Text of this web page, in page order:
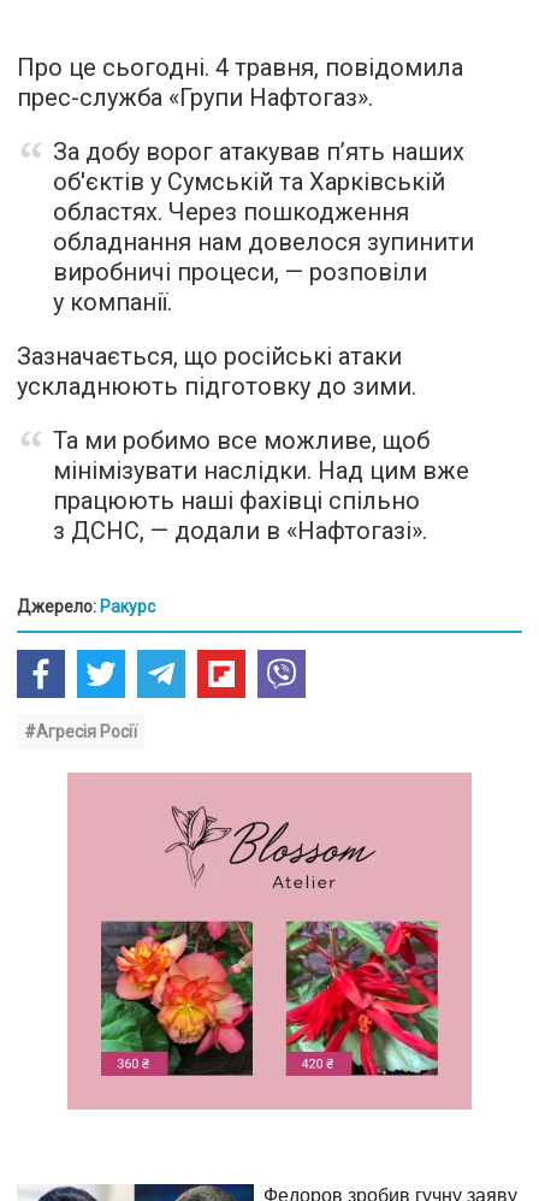
Про це сьогодні. 4 травня, повідомила
прес-служба «Групи Нафтогаз».
За добу ворог атакував п’ять наших
об'єктів у Сумській та Харківській
областях. Через пошкодження
обладнання нам довелося зупинити
виробничі процеси, — розповіли
у компанії.
Зазначається, що російські атаки
ускладнюють підготовку до зими.
Та ми робимо все можливе, щоб
мінімізувати наслідки. Над цим вже
працюють наші фахівці спільно
з ДСНС, — додали в «Нафтогазі».
Джерело: Ракурс
#Агресія Росії